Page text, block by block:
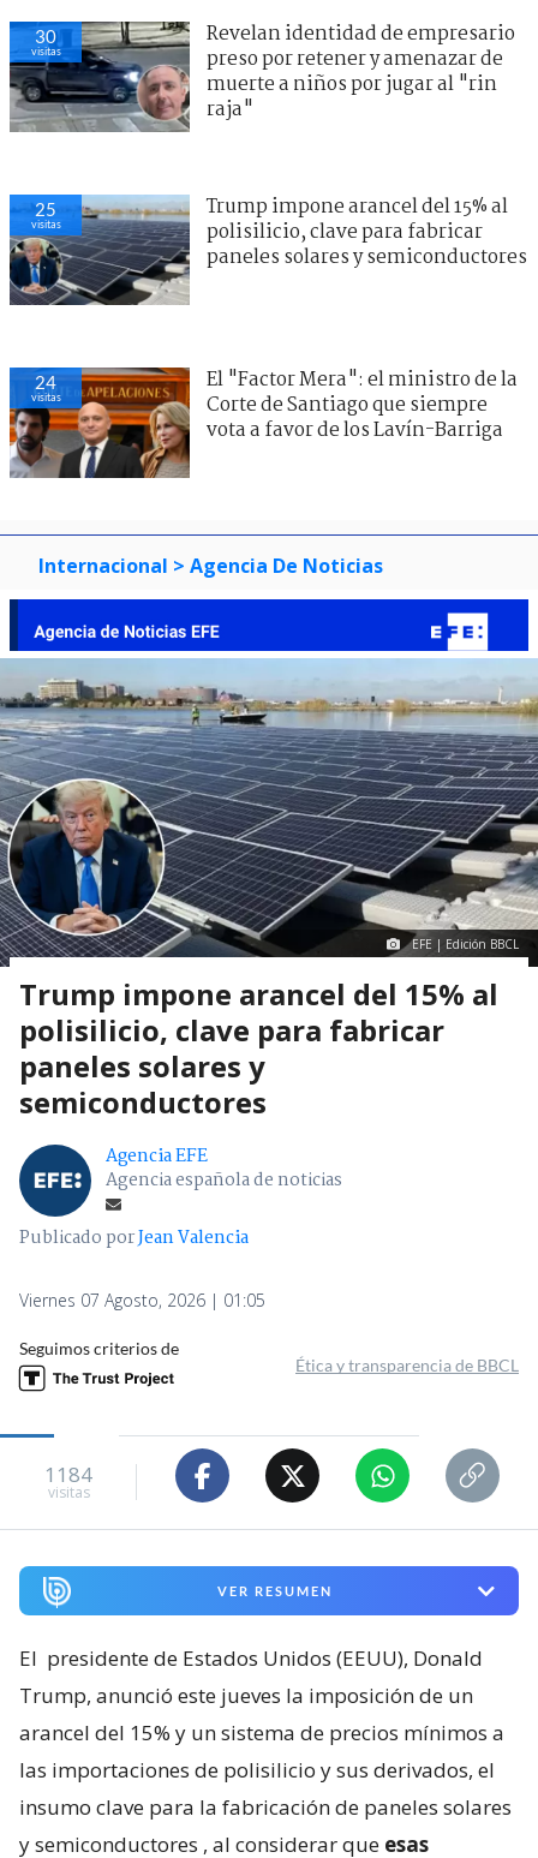
30
visitas
Revelan identidad de empresario
preso por retener y amenazar de
muerte a niños por jugar al "rin
raja"
25
visitas
Trump impone arancel del 15% al
polisilicio, clave para fabricar
paneles solares y semiconductores
24
visitas
El "Factor Mera": el ministro de la
Corte de Santiago que siempre
vota a favor de los Lavín-Barriga
Internacional > Agencia De Noticias
EFE | Edición BBCL
Trump impone arancel del 15% al
polisilicio, clave para fabricar
paneles solares y
semiconductores
Agencia EFE
Agencia española de noticias
Publicado porJean Valencia
Viernes 07 Agosto, 2026 | 01:05
Seguimos criterios de
Ética y transparencia de BBCL
1184
visitas
VER RESUMEN
El presidente de Estados Unidos (EEUU), Donald
Trump, anunció este jueves la imposición de un
arancel del 15% y un sistema de precios mínimos a
las importaciones de polisilicio y sus derivados, el
insumo clave para la fabricación de paneles solares
y semiconductores , al considerar que esas